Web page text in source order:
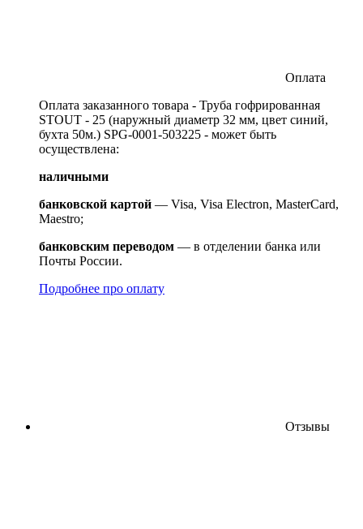
Оплата
Оплата заказанного товара - Труба гофрированная
STOUT - 25 (наружный диаметр 32 мм, цвет синий,
бухта 50м.) SPG-0001-503225 - может быть
осуществлена:
наличными
банковской картой — Visa, Visa Electron, MasterCard,
Maestro;
банковским переводом — в отделении банка или
Почты России.
Подробнее про оплату
Отзывы